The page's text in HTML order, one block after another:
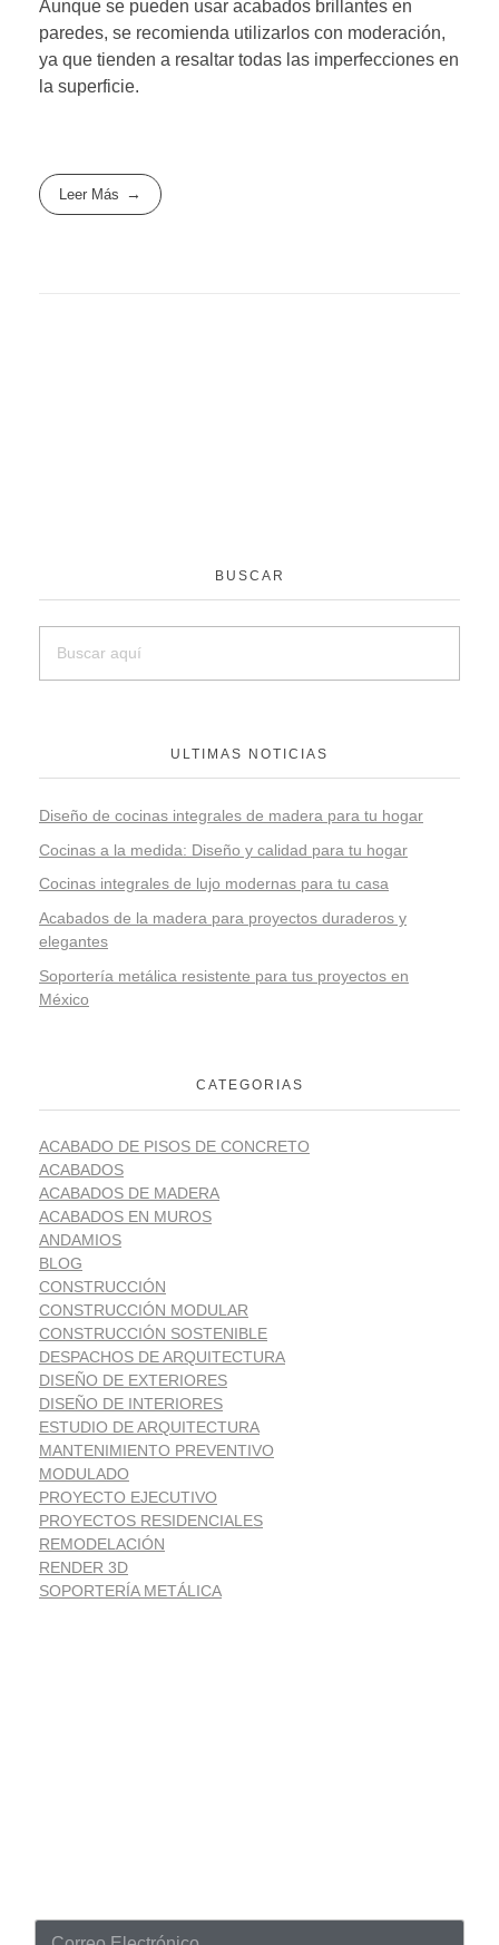
Aunque se pueden usar acabados brillantes en
paredes, se recomienda utilizarlos con moderación,
ya que tienden a resaltar todas las imperfecciones en
la superficie.
Leer Más
BUSCAR
ULTIMAS NOTICIAS
Diseño de cocinas integrales de madera para tu hogar
Cocinas a la medida: Diseño y calidad para tu hogar
Cocinas integrales de lujo modernas para tu casa
Acabados de la madera para proyectos duraderos y
elegantes
Soportería metálica resistente para tus proyectos en
México
CATEGORIAS
ACABADO DE PISOS DE CONCRETO
ACABADOS
ACABADOS DE MADERA
ACABADOS EN MUROS
ANDAMIOS
BLOG
CONSTRUCCIÓN
CONSTRUCCIÓN MODULAR
CONSTRUCCIÓN SOSTENIBLE
DESPACHOS DE ARQUITECTURA
DISEÑO DE EXTERIORES
DISEÑO DE INTERIORES
ESTUDIO DE ARQUITECTURA
MANTENIMIENTO PREVENTIVO
MODULADO
PROYECTO EJECUTIVO
PROYECTOS RESIDENCIALES
REMODELACIÓN
RENDER 3D
SOPORTERÍA METÁLICA